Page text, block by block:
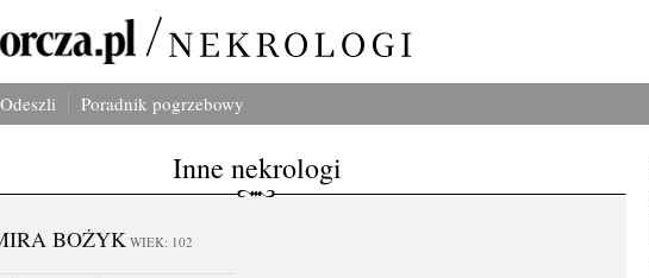
Odeszli Poradnik pogrzebowy
Inne nekrologi
BOŻYKWIEK: 102